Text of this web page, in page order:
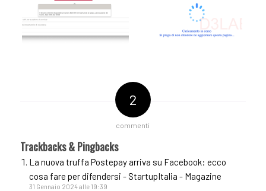
2
commenti
Trackbacks & Pingbacks
La nuova truffa Postepay arriva su Facebook: ecco
cosa fare per difendersi - StartupItalia - Magazine
31 Gennaio 2024 alle 19:39